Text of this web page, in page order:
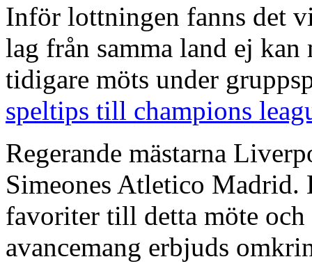
Inför lottningen fanns det
lag från samma land ej
tidigare möts under
speltips till champions
Regerande mästarna
Simeones Atletico
favoriter till detta möte
avancemang erbjuds